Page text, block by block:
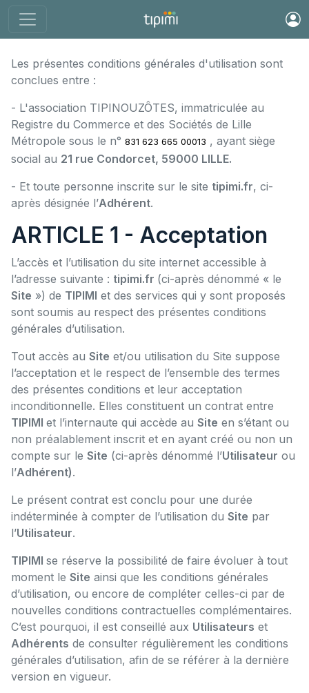
Les présentes conditions générales d'utilisation sont
conclues entre :
- L'association TIPINOUZÔTES, immatriculée au
Registre du Commerce et des Sociétés de Lille
Métropole sous le n° 831 623 665 00013 , ayant siège
social au 21 rue Condorcet, 59000 LILLE.
- Et toute personne inscrite sur le site tipimi.fr, ci-
après désignée l’Adhérent.
ARTICLE 1 - Acceptation
L’accès et l’utilisation du site internet accessible à
l’adresse suivante : tipimi.fr (ci-après dénommé « le
Site ») de TIPIMI et des services qui y sont proposés
sont soumis au respect des présentes conditions
générales d’utilisation.
Tout accès au Site et/ou utilisation du Site suppose
l’acceptation et le respect de l’ensemble des termes
des présentes conditions et leur acceptation
inconditionnelle. Elles constituent un contrat entre
TIPIMI et l’internaute qui accède au Site en s’étant ou
non préalablement inscrit et en ayant créé ou non un
compte sur le Site (ci-après dénommé l’Utilisateur ou
l’Adhérent).
Le présent contrat est conclu pour une durée
indéterminée à compter de l’utilisation du Site par
l’Utilisateur.
TIPIMI se réserve la possibilité de faire évoluer à tout
moment le Site ainsi que les conditions générales
d’utilisation, ou encore de compléter celles-ci par de
nouvelles conditions contractuelles complémentaires.
C’est pourquoi, il est conseillé aux Utilisateurs et
Adhérents de consulter régulièrement les conditions
générales d’utilisation, afin de se référer à la dernière
version en vigueur.